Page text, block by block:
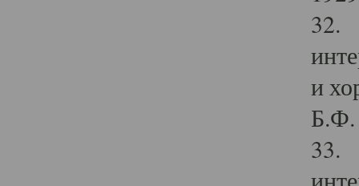
32.
и
Б.Ф.
33.